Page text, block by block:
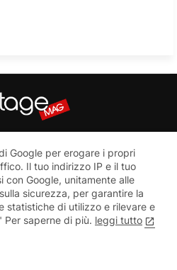
periodicità. Non può pertanto
ai sensi della legge n.62 del
Reserved Copyright ©
Privacy Policy
Google per erogare i propri
Il tuo indirizzo IP e il tuo
con Google, unitamente alle
sicurezza, per garantire la
statistiche di utilizzo e rilevare e
Per saperne di più. leggi tutto